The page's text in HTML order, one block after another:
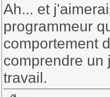
Ah... et
programmeur
comportement
comprendre un
travail.